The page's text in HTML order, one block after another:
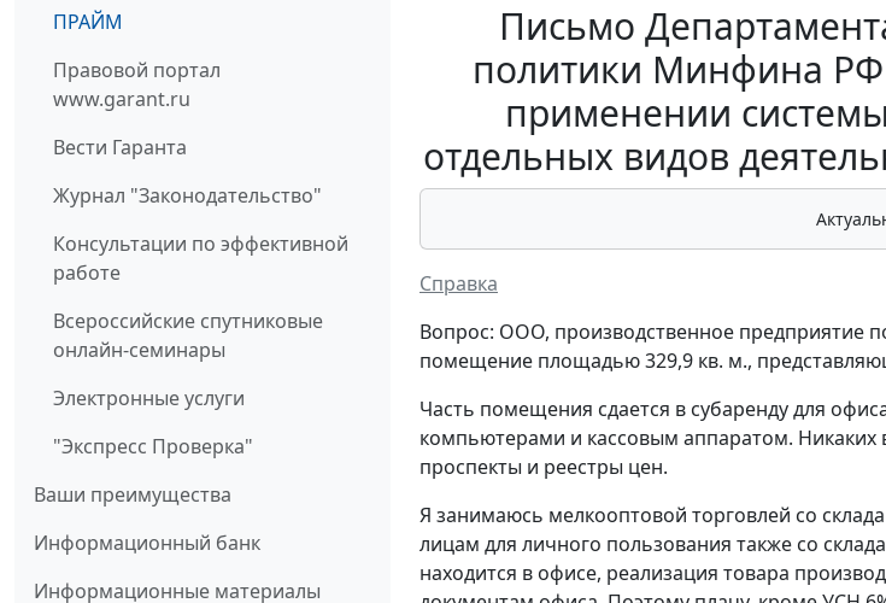
ПРАЙМ
Правовой портал
www.garant.ru
Вести Гаранта
Журнал "Законодательство"
Консультации по эффективной
работе
Всероссийские спутниковые
онлайн-семинары
Электронные услуги
"Экспресс Проверка"
Ваши преимущества
Информационный банк
Информационные материалы
Письмо
политики Минфина РФ
применении
отдельных видов
Справка
Вопрос: ООО, производственное предприятие
помещение площадью 329,9 кв. м.,
Часть помещения сдается в субаренду для
компьютерами и кассовым аппаратом. Никаких
проспекты и реестры цен.
Я занимаюсь мелкооптовой торговлей со
лицам для личного пользования также со
находится в офисе, реализация товара